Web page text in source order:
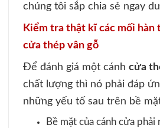
chúng tôi sắp chia sẻ ngay
Kiểm tra thật kĩ các mối hàn
cửa thép vân gỗ
Để đánh giá một cánh cửa
chất lượng thì nó phải đáp
những yếu tố sau trên bề
Bề mặt của cánh cửa phải